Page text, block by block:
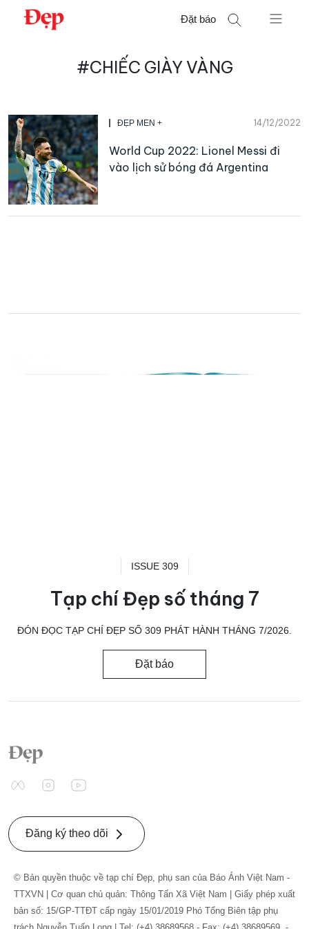
Chuyển
Đặt báo
#CHIẾC GIÀY VÀNG
ĐẸP MEN + 14/12/2022
World Cup 2022: Lionel Messi đi
vào lịch sử bóng đá Argentina
ISSUE 309
Tạp chí Đẹp số tháng 7
ĐÓN ĐỌC TẠP CHÍ ĐẸP SỐ 309 PHÁT HÀNH THÁNG 7/2026.
Đặt báo
Đăng ký theo dõi
© Bản quyền thuộc về tạp chí Đẹp, phụ san của Báo Ảnh Việt Nam -
TTXVN | Cơ quan chủ quản: Thông Tấn Xã Việt Nam | Giấy phép xuất
bản số: 15/GP-TTĐT cấp ngày 15/01/2019 Phó Tổng Biên tập phụ